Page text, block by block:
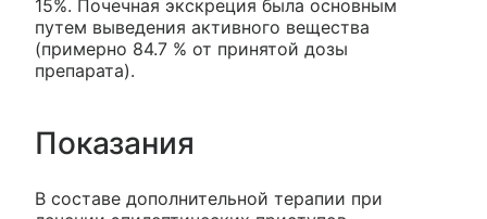
15%. Почечная экскреция была основным
путем выведения активного вещества
(примерно 84.7 % от принятой дозы
препарата).
Показания
В составе дополнительной терапии при